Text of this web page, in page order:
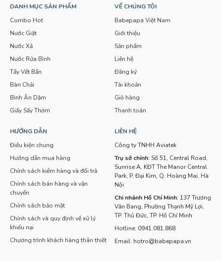
DANH MỤC SẢN PHẨM
Combo Hot
Nước Giặt
Nước Xả
Nước Rửa Bình
Tẩy Vết Bẩn
Bàn Chải
Bình Ăn Dặm
Giấy Sấy Thơm
VỀ CHÚNG TÔI
Babepapa Việt Nam
Giới thiệu
Sản phẩm
Liên hệ
Đăng ký
Tài khoản
Giỏ hàng
Thanh toán
HƯỚNG DẪN
Điều kiện chung
Hướng dẫn mua hàng
Chính sách kiểm hàng và đổi trả
Chính sách bán hàng và vận
chuyển
Chính sách bảo mật
Chính sách và quy định về xử lý
khiếu nại
Chương trình khách hàng thân thiết
LIÊN HỆ
Công ty TNHH Aviatek
Trụ sở chính: Số 51, Central Road,
Sunrise A, KĐT The Manor Central
Park, P. Đại Kim, Q. Hoàng Mai, Hà
Nội
Chi nhánh Hồ Chí Minh: 137 Trương
Văn Bang, Phường Thạnh Mỹ Lợi,
TP. Thủ Đức, TP. Hồ Chí Minh
Hotline: 0941.081.868
Email: hotro@babepapa.vn